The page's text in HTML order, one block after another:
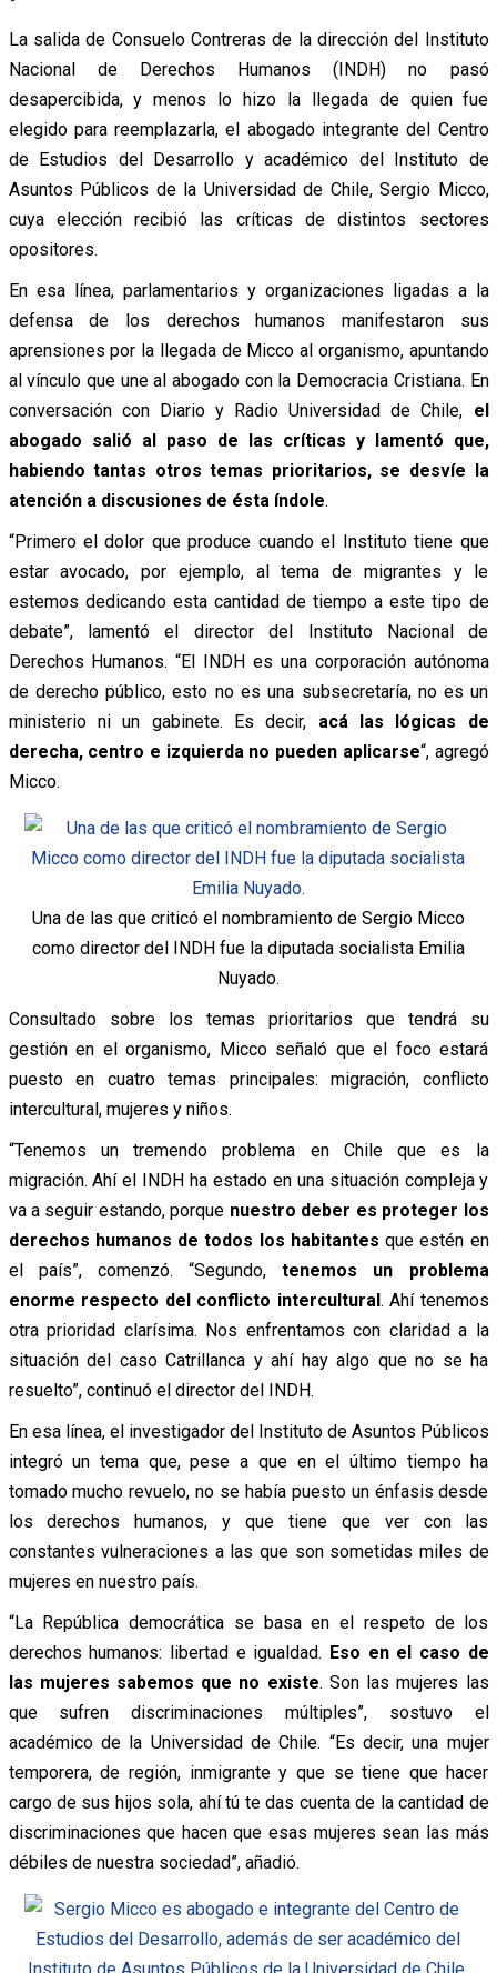
La salida de Consuelo Contreras de la dirección del Instituto
Nacional de Derechos Humanos (INDH) no pasó
desapercibida, y menos lo hizo la llegada de quien fue
elegido para reemplazarla, el abogado integrante del Centro
de Estudios del Desarrollo y académico del Instituto de
Asuntos Públicos de la Universidad de Chile, Sergio Micco,
cuya elección recibió las críticas de distintos sectores
opositores.
En esa línea, parlamentarios y organizaciones ligadas a la
defensa de los derechos humanos manifestaron sus
aprensiones por la llegada de Micco al organismo, apuntando
al vínculo que une al abogado con la Democracia Cristiana. En
conversación con Diario y Radio Universidad de Chile, el
abogado salió al paso de las críticas y lamentó que,
habiendo tantas otros temas prioritarios, se desvíe la
atención a discusiones de ésta índole.
“Primero el dolor que produce cuando el Instituto tiene que
estar avocado, por ejemplo, al tema de migrantes y le
estemos dedicando esta cantidad de tiempo a este tipo de
debate”, lamentó el director del Instituto Nacional de
Derechos Humanos. “El INDH es una corporación autónoma
de derecho público, esto no es una subsecretaría, no es un
ministerio ni un gabinete. Es decir, acá las lógicas de
derecha, centro e izquierda no pueden aplicarse“, agregó
Micco.
Una de las que criticó el nombramiento de Sergio Micco
como director del INDH fue la diputada socialista Emilia
Nuyado.
Consultado sobre los temas prioritarios que tendrá su
gestión en el organismo, Micco señaló que el foco estará
puesto en cuatro temas principales: migración, conflicto
intercultural, mujeres y niños.
“Tenemos un tremendo problema en Chile que es la
migración. Ahí el INDH ha estado en una situación compleja y
va a seguir estando, porque nuestro deber es proteger los
derechos humanos de todos los habitantes que estén en
el país”, comenzó. “Segundo,tenemos un problema
enorme respecto del conflicto intercultural. Ahí tenemos
otra prioridad clarísima. Nos enfrentamos con claridad a la
situación del caso Catrillanca y ahí hay algo que no se ha
resuelto”, continuó el director del INDH.
En esa línea, el investigador del Instituto de Asuntos Públicos
integró un tema que, pese a que en el último tiempo ha
tomado mucho revuelo, no se había puesto un énfasis desde
los derechos humanos, y que tiene que ver con las
constantes vulneraciones a las que son sometidas miles de
mujeres en nuestro país.
“La República democrática se basa en el respeto de los
derechos humanos: libertad e igualdad. Eso en el caso de
las mujeres sabemos que no existe. Son las mujeres las
que sufren discriminaciones múltiples”, sostuvo el
académico de la Universidad de Chile. “Es decir, una mujer
temporera, de región, inmigrante y que se tiene que hacer
cargo de sus hijos sola, ahí tú te das cuenta de la cantidad de
discriminaciones que hacen que esas mujeres sean las más
débiles de nuestra sociedad”, añadió.